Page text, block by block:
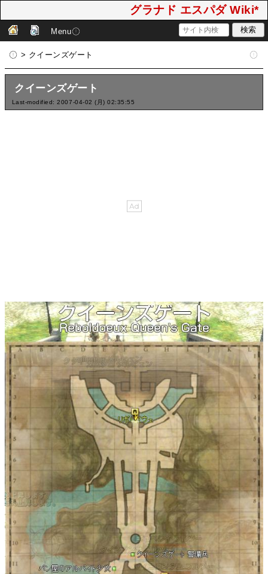
グラナド エスパダ Wiki*
Menu
> クイーンズゲート
クイーンズゲート
Last-modified: 2007-04-02 (月) 02:35:55